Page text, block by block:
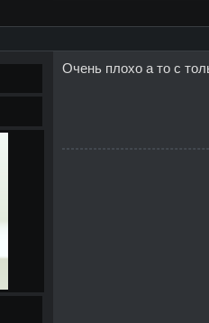
Очень плохо а то с